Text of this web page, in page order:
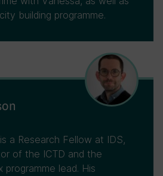
building programme.
a Research Fellow at IDS,
of the ICTD and the
programme lead. His